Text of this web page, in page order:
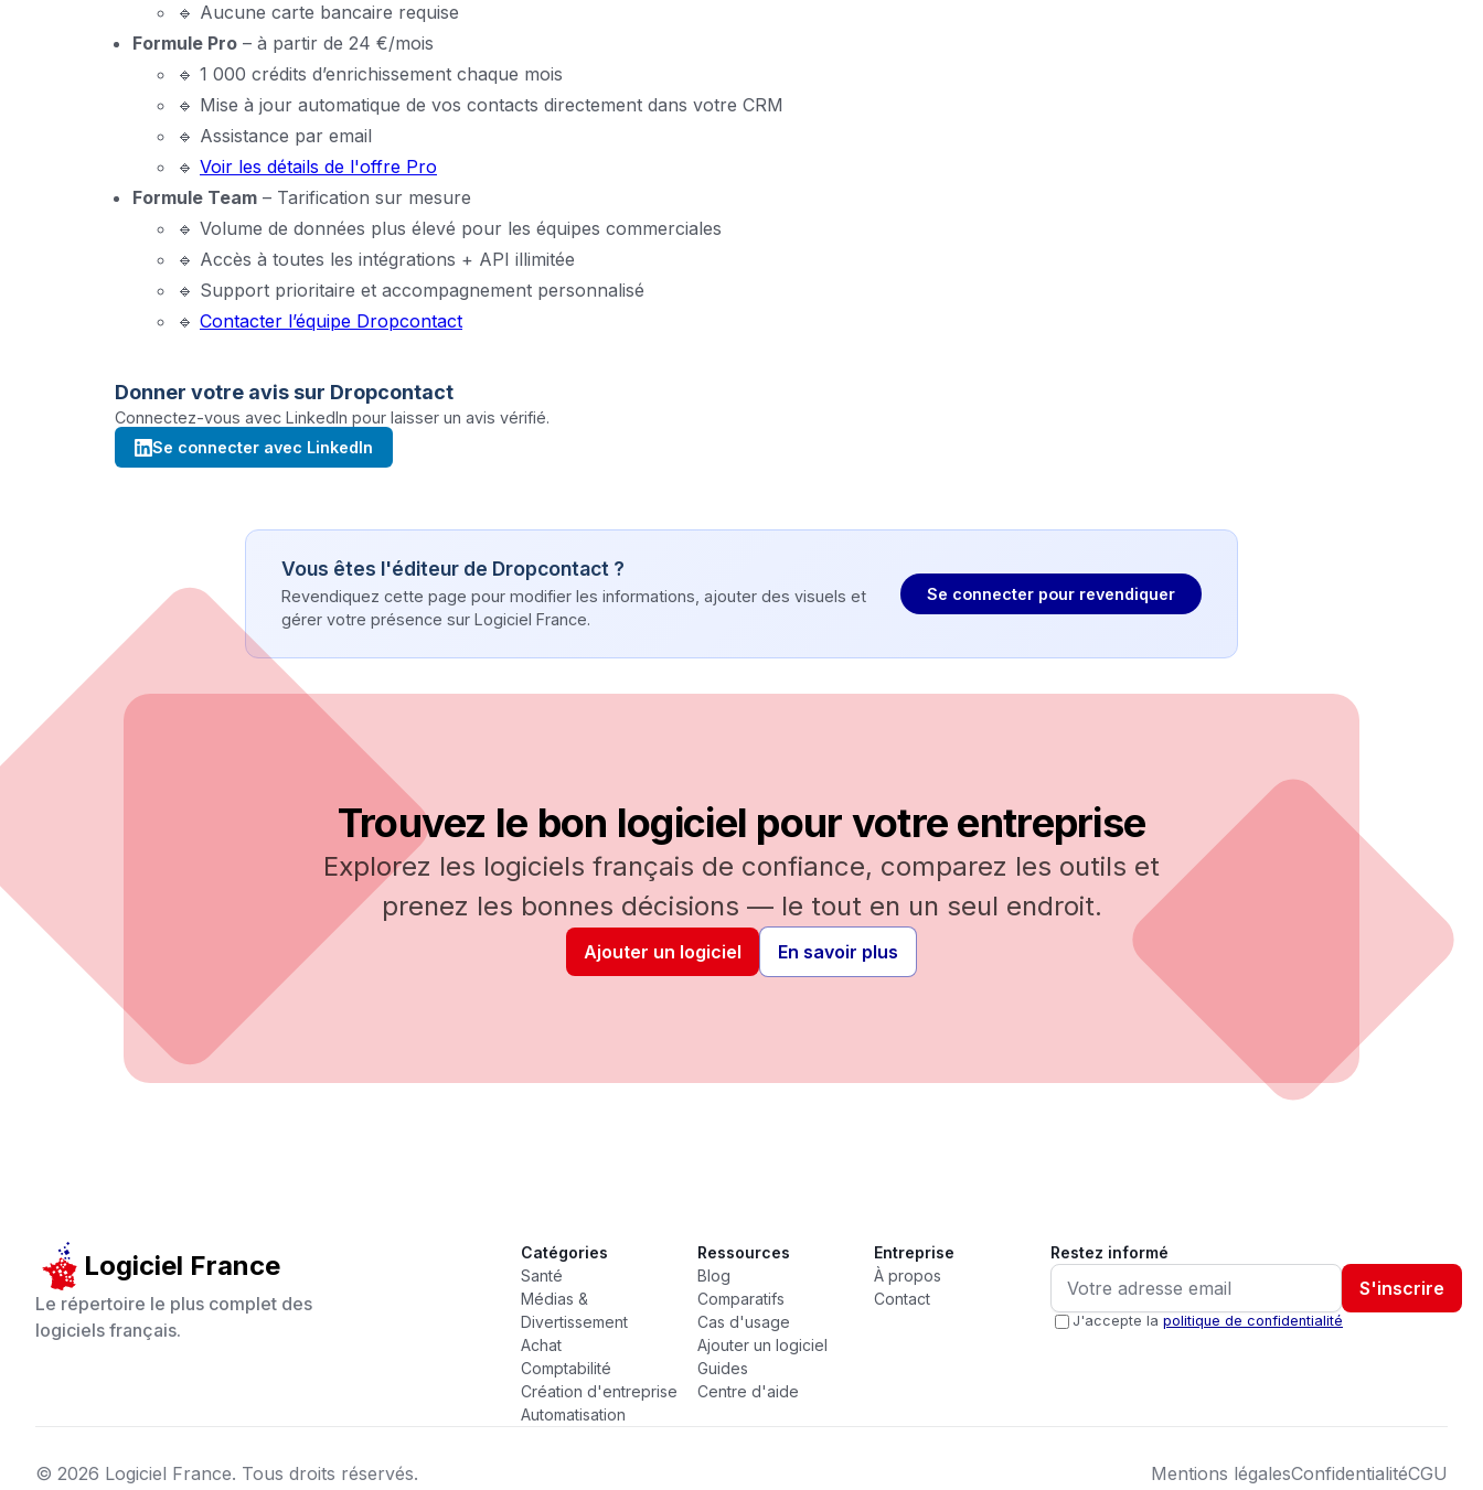
🔹 Aucune carte bancaire requise
Formule Pro – à partir de 24 €/mois
🔹 1 000 crédits d’enrichissement chaque mois
🔹 Mise à jour automatique de vos contacts directement dans votre CRM
🔹 Assistance par email
🔹 Voir les détails de l'offre Pro
Formule Team – Tarification sur mesure
🔹 Volume de données plus élevé pour les équipes commerciales
🔹 Accès à toutes les intégrations + API illimitée
🔹 Support prioritaire et accompagnement personnalisé
🔹 Contacter l’équipe Dropcontact
Donner votre avis sur Dropcontact
Connectez-vous avec LinkedIn pour laisser un avis vérifié.
Se connecter avec LinkedIn
Vous êtes l'éditeur de Dropcontact ?
Revendiquez cette page pour modifier les informations, ajouter des visuels et
gérer votre présence sur Logiciel France.
Se connecter pour revendiquer
Trouvez le bon logiciel pour votre entreprise
Explorez les logiciels français de confiance, comparez les outils et
prenez les bonnes décisions — le tout en un seul endroit.
Ajouter un logiciel En savoir plus
Logiciel France
Le répertoire le plus complet des
logiciels français.
Catégories
Santé
Médias &
Divertissement
Achat
Comptabilité
Création d'entreprise
Automatisation
Ressources
Blog
Comparatifs
Cas d'usage
Ajouter un logiciel
Guides
Centre d'aide
Entreprise
À propos
Contact
Restez informé
S'inscrire
J'accepte la politique de confidentialité
© 2026 Logiciel France. Tous droits réservés. Mentions légalesConfidentialitéCGU